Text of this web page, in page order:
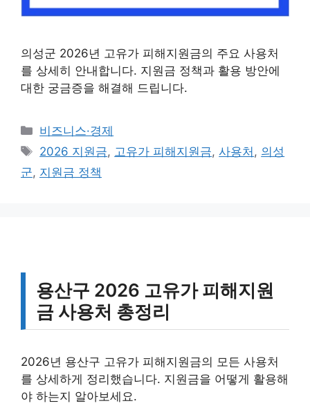
의성군 2026년 고유가 피해지원금의 주요 사용처
를 상세히 안내합니다. 지원금 정책과 활용 방안에
대한 궁금증을 해결해 드립니다.
카
테
리
비즈니스·경제
태
그
2026 지원금, 고유가 피해지원금,사용처 , 의성
군, 지원금 정책
용산구 2026 고유가 피해지원
금 사용처 총정리
2026년 용산구 고유가 피해지원금의 모든 사용처
를 상세하게 정리했습니다. 지원금을 어떻게 활용해
야 하는지 알아보세요.